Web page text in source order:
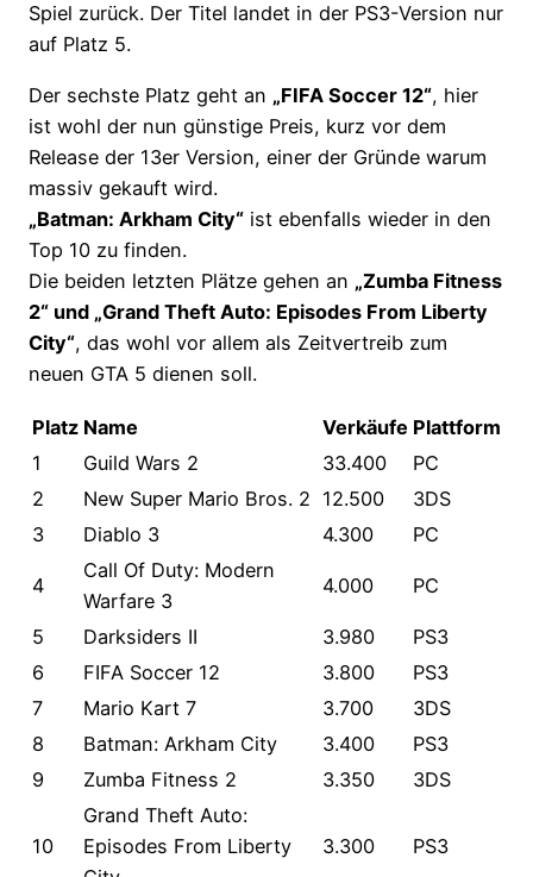
Spiel zurück. Der Titel landet in der PS3-Version nur
auf Platz 5.
Der sechste Platz geht an „FIFA Soccer 12“, hier
ist wohl der nun günstige Preis, kurz vor dem
Release der 13er Version, einer der Gründe warum
massiv gekauft wird.
„Batman: Arkham City“ ist ebenfalls wieder in den
Top 10 zu finden.
Die beiden letzten Plätze gehen an „Zumba Fitness
2“ und „Grand Theft Auto: Episodes From Liberty
City“, das wohl vor allem als Zeitvertreib zum
neuen GTA 5 dienen soll.
Platz Name Verkäufe Plattform
1
Guild Wars 2 33.400
PC
2
New Super Mario Bros. 2 12.500
3DS
3
Diablo 3 4.300 PC
4
Call Of Duty: Modern
Warfare 3
4.000 PC
5 Darksiders II 3.980
PS3
6
FIFA Soccer 12 3.800
PS3
7
Mario Kart 7 3.700
3DS
8
Batman: Arkham City 3.400
PS3
9
Zumba Fitness 2 3.350 3DS
10
Grand Theft Auto:
Episodes From Liberty
3.300 PS3